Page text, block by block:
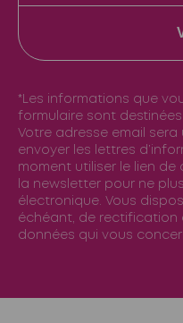
*Les informations que
formulaire sont destinées
Votre adresse email
envoyer les lettres
moment utiliser le lien
la newsletter pour ne
électronique. Vous
échéant, de rectification
données qui vous